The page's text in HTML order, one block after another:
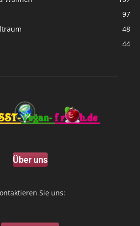
97
48
44
Über uns
Sie uns: